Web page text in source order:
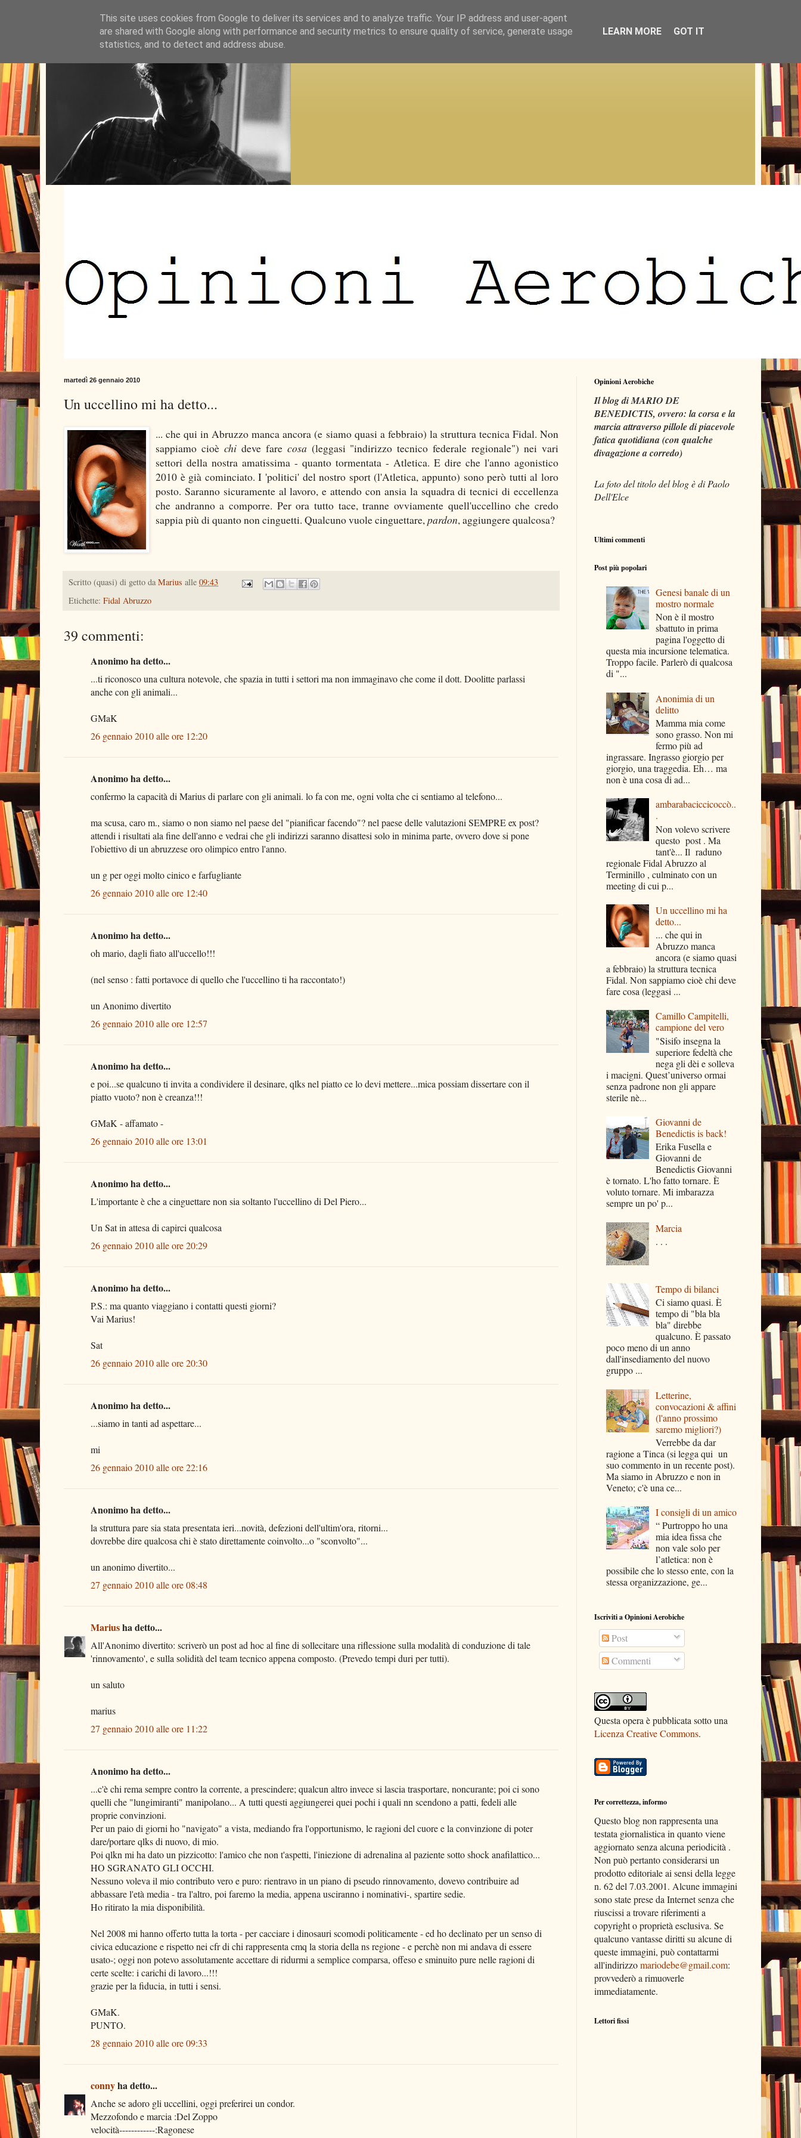
martedì 26 gennaio 2010
Un uccellino mi ha detto...
... che qui in Abruzzo manca ancora (e siamo quasi a febbraio) la struttura tecnica Fidal. Non
sappiamo cioè chideve fare cosa (leggasi "indirizzo tecnico federale regionale") nei vari
settori della nostra amatissima - quanto tormentata - Atletica. E dire che l'anno agonistico
2010 è già cominciato. I 'politici' del nostro sport (l'Atletica, appunto) sono però tutti al loro
posto. Saranno sicuramente al lavoro, e attendo con ansia la squadra di tecnici di eccellenza
che andranno a comporre. Per ora tutto tace, tranne ovviamente quell'uccellino che credo
sappia più di quanto non cinguetti. Qualcuno vuole cinguettare, pardon, aggiungere qualcosa?
Scritto (quasi) di getto da Marius alle 09:43
Etichette: Fidal Abruzzo
39 commenti:
Anonimo ha detto...
...ti riconosco una cultura notevole, che spazia in tutti i settori ma non immaginavo che come il dott. Doolitte parlassi
anche con gli animali...
GMaK
26 gennaio 2010 alle ore 12:20
Anonimo ha detto...
confermo la capacità di Marius di parlare con gli animali. lo fa con me, ogni volta che ci sentiamo al telefono...
ma scusa, caro m., siamo o non siamo nel paese del "pianificar facendo"? nel paese delle valutazioni SEMPRE ex post?
attendi i risultati ala fine dell'anno e vedrai che gli indirizzi saranno disattesi solo in minima parte, ovvero dove si pone
l'obiettivo di un abruzzese oro olimpico entro l'anno.
un g per oggi molto cinico e farfugliante
26 gennaio 2010 alle ore 12:40
Anonimo ha detto...
oh mario, dagli fiato all'uccello!!!
(nel senso : fatti portavoce di quello che l'uccellino ti ha raccontato!)
un Anonimo divertito
26 gennaio 2010 alle ore 12:57
Anonimo ha detto...
e poi...se qualcuno ti invita a condividere il desinare, qlks nel piatto ce lo devi mettere...mica possiam dissertare con il
piatto vuoto? non è creanza!!!
GMaK - affamato -
26 gennaio 2010 alle ore 13:01
Anonimo ha detto...
L'importante è che a cinguettare non sia soltanto l'uccellino di Del Piero...
Un Sat in attesa di capirci qualcosa
26 gennaio 2010 alle ore 20:29
Anonimo ha detto...
P.S.: ma quanto viaggiano i contatti questi giorni?
Vai Marius!
Sat
26 gennaio 2010 alle ore 20:30
Anonimo ha detto...
...siamo in tanti ad aspettare...
mi
26 gennaio 2010 alle ore 22:16
Anonimo ha detto...
la struttura pare sia stata presentata ieri...novità, defezioni dell'ultim'ora, ritorni...
dovrebbe dire qualcosa chi è stato direttamente coinvolto...o "sconvolto"...
un anonimo divertito...
27 gennaio 2010 alle ore 08:48
Mariusha detto...
All'Anonimo divertito: scriverò un post ad hoc al fine di sollecitare una riflessione sulla modalità di conduzione di tale
'rinnovamento', e sulla solidità del team tecnico appena composto. (Prevedo tempi duri per tutti).
un saluto
marius
27 gennaio 2010 alle ore 11:22
Anonimo ha detto...
...c'è chi rema sempre contro la corrente, a prescindere; qualcun altro invece si lascia trasportare, noncurante; poi ci sono
quelli che "lungimiranti" manipolano... A tutti questi aggiungerei quei pochi i quali nn scendono a patti, fedeli alle
proprie convinzioni.
Per un paio di giorni ho "navigato" a vista, mediando fra l'opportunismo, le ragioni del cuore e la convinzione di poter
dare/portare qlks di nuovo, di mio.
Poi qlkn mi ha dato un pizzicotto: l'amico che non t'aspetti, l'iniezione di adrenalina al paziente sotto shock anafilattico...
HO SGRANATO GLI OCCHI.
Nessuno voleva il mio contributo vero e puro: rientravo in un piano di pseudo rinnovamento, dovevo contribuire ad
abbassare l'età media - tra l'altro, poi faremo la media, appena usciranno i nominativi-, spartire sedie.
Ho ritirato la mia disponibilità.
Nel 2008 mi hanno offerto tutta la torta - per cacciare i dinosauri scomodi politicamente - ed ho declinato per un senso di
civica educazione e rispetto nei cfr di chi rappresenta cmq la storia della ns regione - e perchè non mi andava di essere
usato-; oggi non potevo assolutamente accettare di ridurmi a semplice comparsa, offeso e sminuito pure nelle ragioni di
certe scelte: i carichi di lavoro...!!!
grazie per la fiducia, in tutti i sensi.
GMaK.
PUNTO.
28 gennaio 2010 alle ore 09:33
connyha detto...
Anche se adoro gli uccellini, oggi preferirei un condor.
Mezzofondo e marcia :Del Zoppo
velocità------------:Ragonese
Opinioni Aerobiche
Il blog di MARIO DE
BENEDICTIS, ovvero: la corsa e la
marcia attraverso pillole di piacevole
fatica quotidiana (con qualche
divagazione a corredo)
La foto del titolo del blog è di Paolo
Dell'Elce
Ultimi commenti
Post più popolari
Genesi banale di un
mostro normale
Non è il mostro
sbattuto in prima
pagina l'oggetto di
questa mia incursione telematica.
Troppo facile. Parlerò di qualcosa
di "...
Anonimia di un
delitto
Mamma mia come
sono grasso. Non mi
fermo più ad
ingrassare. Ingrasso giorgio per
giorgio, una traggedia. Eh… ma
non è una cosa di ad...
ambarabaciccicoccò..
.
Non volevo scrivere
questo post . Ma
tant'è... Il raduno
regionale Fidal Abruzzo al
Terminillo , culminato con un
meeting di cui p...
Un uccellino mi ha
detto...
... che qui in
Abruzzo manca
ancora (e siamo quasi
a febbraio) la struttura tecnica
Fidal. Non sappiamo cioè chi deve
fare cosa (leggasi ...
Camillo Campitelli,
campione del vero
"Sisifo insegna la
superiore fedeltà che
nega gli dèi e solleva
i macigni. Quest’universo ormai
senza padrone non gli appare
sterile nè...
Giovanni de
Benedictis is back!
Erika Fusella e
Giovanni de
Benedictis Giovanni
è tornato. L'ho fatto tornare. È
voluto tornare. Mi imbarazza
sempre un po' p...
Marcia
. . .
Tempo di bilanci
Ci siamo quasi. È
tempo di "bla bla
bla" direbbe
qualcuno. È passato
poco meno di un anno
dall'insediamento del nuovo
gruppo ...
Letterine,
convocazioni & affini
(l'anno prossimo
saremo migliori?)
Verrebbe da dar
ragione a Tinca (si legga qui un
suo commento in un recente post).
Ma siamo in Abruzzo e non in
Veneto; c'è una ce...
I consigli di un amico
“ Purtroppo ho una
mia idea fissa che
non vale solo per
l’atletica: non è
possibile che lo stesso ente, con la
stessa organizzazione, ge...
Iscriviti a Opinioni Aerobiche
Post
Commenti
Questa opera è pubblicata sotto una
Licenza Creative Commons.
Per correttezza, informo
Questo blog non rappresenta una
testata giornalistica in quanto viene
aggiornato senza alcuna periodicità .
Non può pertanto considerarsi un
prodotto editoriale ai sensi della legge
n. 62 del 7.03.2001. Alcune immagini
sono state prese da Internet senza che
riuscissi a trovare riferimenti a
copyright o proprietà esclusiva. Se
qualcuno vantasse diritti su alcune di
queste immagini, può contattarmi
all'indirizzomariodebe@gmail.com:
provvederò a rimuoverle
immediatamente.
Lettori fissi
This site uses cookies from Google to deliver its services and to analyze traffic. Your IP address and user-agent
are shared with Google along with performance and security metrics to ensure quality of service, generate usage
statistics, and to detect and address abuse.
LEARN MORE GOT IT